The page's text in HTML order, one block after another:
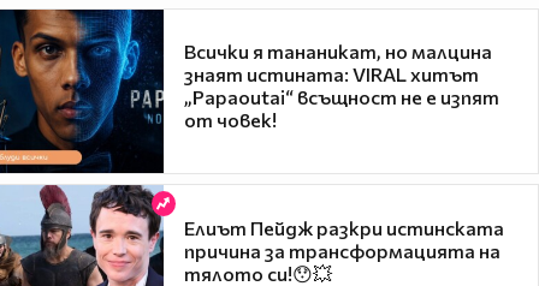
Всички я тананикат, но малцина
знаят истината: VIRAL хитът
„Papaoutai“ всъщност не е изпят
от човек!
Елиът Пейдж разкри истинската
причина за трансформацията на
тялото си!😯💥